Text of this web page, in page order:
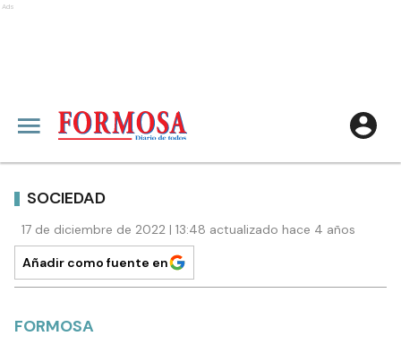
Ads
SOCIEDAD
17 de diciembre de 2022 | 13:48 actualizado hace 4 años
Añadir como fuente en
FORMOSA